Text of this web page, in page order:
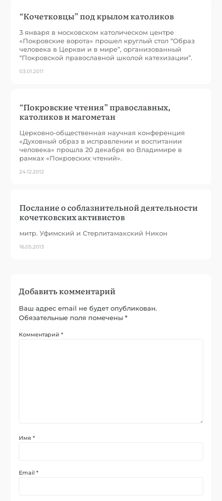
“Кочетковцы” под крылом католиков
3 января в московском католическом центре
«Покровские ворота» прошел круглый стол “Образ
человека в Церкви и в мире”, организованный
“Покровской православной школой катехизации”.
03.01.2011
“Покровские чтения” православных,
католиков и магометан
Церковно-общественная научная конференция
«Духовный образ в исправлении и воспитании
человека» прошла 20 декабря во Владимире в
рамках «Покровских чтений».
24.12.2012
Послание о соблазнительной деятельности
кочетковских активистов
митр. Уфимский и Стерлитамакский Никон
16.05.2013
Добавить комментарий
Ваш адрес email не будет опубликован.
Обязательные поля помечены*
Комментарий*
Имя*
Email*